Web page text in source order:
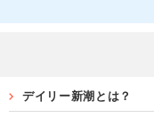
デイリー新潮とは？